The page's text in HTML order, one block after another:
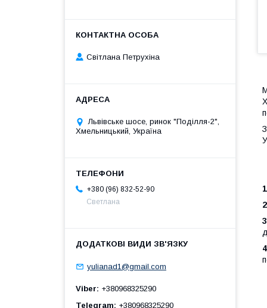
3
Світлана Петрухіна
Львівське шосе, ринок "Поділля-2",
Хмельницький, Україна
+380 (96) 832-52-90
Светлана
yulianad1@gmail.com
Viber
+380968325290
Telegram
+380968325290